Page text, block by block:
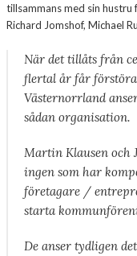
tillsammans med sin
Richard Jomshof, Michael
När det tillåts från
flertal år får
Västernorrland
sådan organisation.
Martin Klausen och
ingen som har
företagare /
starta
De anser tydligen